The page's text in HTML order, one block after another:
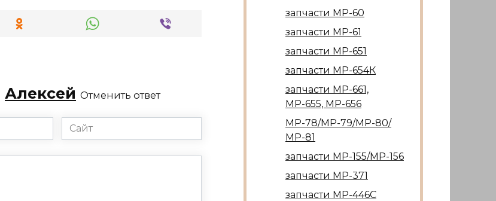
Алексей Отменить ответ
Сайт
запчасти МР-60
запчасти МР-61
запчасти МР-651
запчасти МР-654К
запчасти МР-661,
МР-655, МР-656
МР-78/МР-79/МР-80/
МР-81
запчасти МР-155/МР-156
запчасти МР-371
запчасти МР-446С